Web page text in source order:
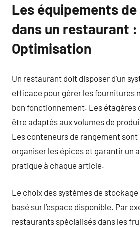
Les équipements
dans un restaurant :
Optimisation
Un restaurant doit disposer d’un
efficace pour gérer les fournitures
bon fonctionnement. Les étagères
être adaptés aux volumes de
Les conteneurs de rangement
organiser les épices et garantir un
pratique à chaque article.
Le choix des systèmes de
basé sur l’espace disponible. Par
restaurants spécialisés dans les